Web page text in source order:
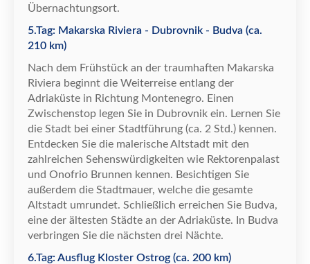
Übernachtungsort.
5.Tag: Makarska Riviera - Dubrovnik - Budva (ca.
210 km)
Nach dem Frühstück an der traumhaften Makarska
Riviera beginnt die Weiterreise entlang der
Adriaküste in Richtung Montenegro. Einen
Zwischenstop legen Sie in Dubrovnik ein. Lernen Sie
die Stadt bei einer Stadtführung (ca. 2 Std.) kennen.
Entdecken Sie die malerische Altstadt mit den
zahlreichen Sehenswürdigkeiten wie Rektorenpalast
und Onofrio Brunnen kennen. Besichtigen Sie
außerdem die Stadtmauer, welche die gesamte
Altstadt umrundet. Schließ lich erreichen Sie Budva,
eine der ä ltesten Städte an der Adriaküste. In Budva
verbringen Sie die nächsten drei Nächte.
6.Tag: Ausflug Kloster Ostrog (ca. 200 km)